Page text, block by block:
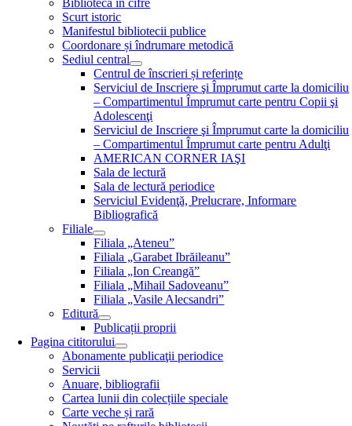
Biblioteca în cifre
Scurt istoric
Manifestul bibliotecii publice
Coordonare și îndrumare metodică
Sediul central
Centrul de înscrieri și referințe
Serviciul de Inscriere şi Împrumut carte la domiciliu
– Compartimentul Împrumut carte pentru Copii şi
Adolescenţi
Serviciul de Inscriere şi Împrumut carte la domiciliu
– Compartimentul Împrumut carte pentru Adulţi
AMERICAN CORNER IAŞI
Sala de lectură
Sala de lectură periodice
Serviciul Evidenţă, Prelucrare, Informare
Bibliografică
Filiale
Filiala „Ateneu”
Filiala „Garabet Ibrăileanu”
Filiala „Ion Creangă”
Filiala „Mihail Sadoveanu”
Filiala „Vasile Alecsandri”
Editură
Publicații proprii
Pagina cititorului
Abonamente publicaţii periodice
Servicii
Anuare, bibliografii
Cartea lunii din colecțiile speciale
Carte veche și rară